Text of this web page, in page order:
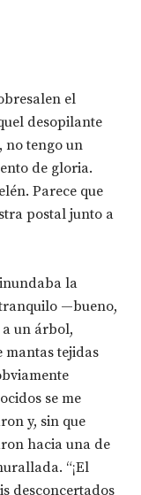
el
desopilante
no tengo un
de gloria.
Parece que
postal junto a
la
—bueno,
un árbol,
mantas tejidas
se me
y, sin que
hacia una de
“¡El
desconcertados